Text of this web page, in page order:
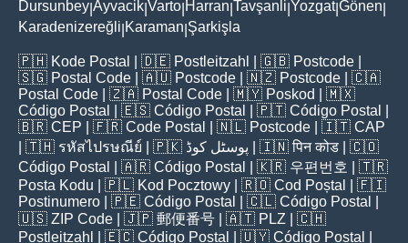
Dursunbey Ayvacik Varto Harran Tavşanli Yozgat|Gönen
Karadenizereğli Karaman Şarkişla
🇵🇭 Kode Postal | 🇩🇪 Postleitzahl | 🇬🇧 Postcode
🇸🇬 Postal Code | 🇦🇺 Postcode | 🇳🇿 Postcode | 🇨🇦
Postal Code | 🇿🇦 Postal Code | 🇲🇾 Poskod
| 🇲🇽
Código Postal
| 🇪🇸 Código Postal | 🇵🇹 Código Postal
🇧🇷 CEP | 🇫🇷 Code Postal | 🇳🇱 Postcode | 🇮🇹 CAP
| 🇹🇭 รหัสไปรษณีย์ | 🇵🇰 پوسٹل کوڈ | 🇮🇳पिन कोड | 🇨🇴
Código Postal
| 🇦🇷 Código Postal | 🇰🇷 우편번호
| 🇹🇷
Posta Kodu | 🇵🇱 Kod Pocztowy | 🇷🇴 Cod Poștal
| 🇫🇮
Postinumero | 🇵🇪 Código Postal | 🇨🇱 Código Postal
🇺🇸 ZIP Code | 🇯🇵 郵便番号 | 🇦🇹 PLZ | 🇨🇭
Postleitzahl
| 🇪🇨 Código Postal | 🇺🇾 Código Postal